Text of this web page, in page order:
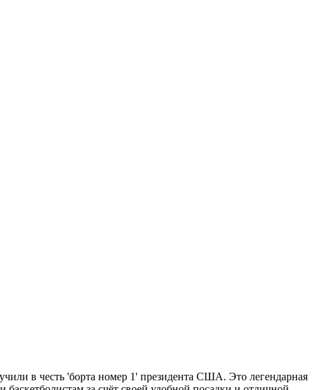
в честь 'борта номер 1' президента США. Это легендарная